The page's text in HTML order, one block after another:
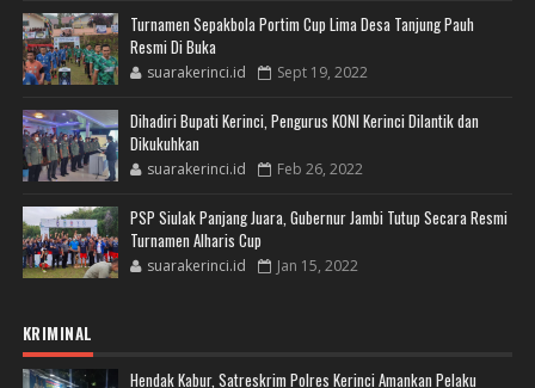
Turnamen Sepakbola Portim Cup Lima Desa Tanjung Pauh
Resmi Di Buka
suarakerinci.id Sept 19, 2022
Dihadiri Bupati Kerinci, Pengurus KONI Kerinci Dilantik dan
Dikukuhkan
suarakerinci.id Feb 26, 2022
PSP Siulak Panjang Juara, Gubernur Jambi Tutup Secara Resmi
Turnamen Alharis Cup
suarakerinci.id Jan 15, 2022
KRIMINAL
Hendak Kabur, Satreskrim Polres Kerinci Amankan Pelaku